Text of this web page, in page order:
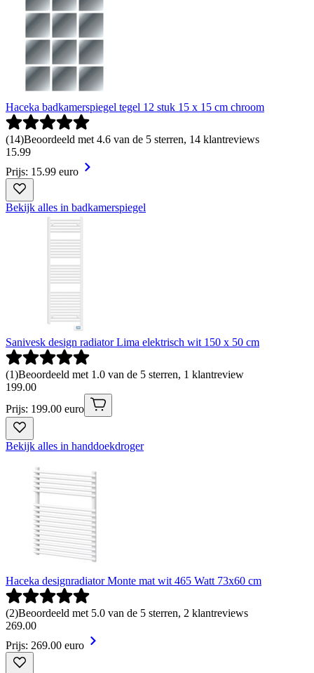
Haceka badkamerspiegel tegel 12 stuk 15 x 15 cm chroom
(14)Beoordeeld met 4.6 van de 5 sterren, 14 klantreviews
15.99
Prijs: 15.99 euro
Bekijk alles in badkamerspiegel
Sanivesk design radiator Lima elektrisch wit 150 x 50 cm
(1)Beoordeeld met 1.0 van de 5 sterren, 1 klantreview
199.00
Prijs: 199.00 euro
Bekijk alles in handdoekdroger
Haceka designradiator Monte mat wit 465 Watt 73x60 cm
(2)Beoordeeld met 5.0 van de 5 sterren, 2 klantreviews
269.00
Prijs: 269.00 euro